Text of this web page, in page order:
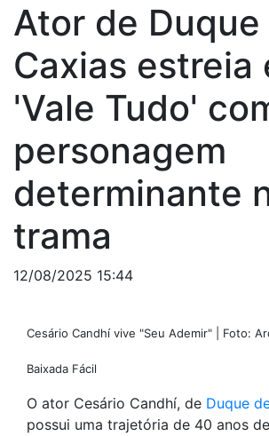
Ator de Duque
Caxias estreia
'Vale Tudo'
personagem
determinante
trama
12/08/2025 15:44
Cesário Candhí vive "Seu Ademir" | Foto:
Baixada Fácil
O ator Cesário Candhí, de Duque
possui uma trajetória de 40 anos